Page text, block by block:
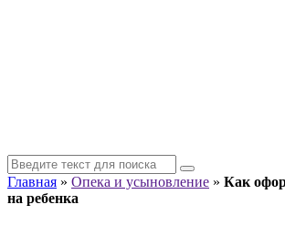
Главная » Опека и усыновление » Как
на ребенка